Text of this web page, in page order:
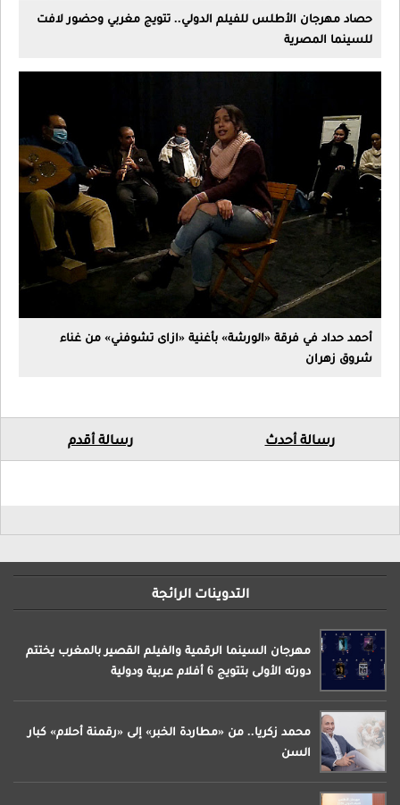
الأطلس للفيلم الدولي.. تتويج مغربي وحضور لافت
المصرية
في فرقة «الورشة» بأغنية «ازاى تشوفني» من غناء
أحدث
التدوينات الرائجة
مهرجان السينما الرقمية والفيلم القصير بالمغرب يختتم
دورته الأولى بتتويج 6 أفلام عربية ودولية
محمد زكريا.. من «مطاردة الخبر» إلى «رقمنة أحلام» كبار
السن